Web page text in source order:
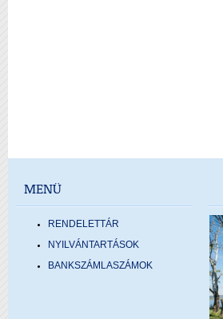
MENÜ
RENDELETTÁR
NYILVÁNTARTÁSOK
BANKSZÁMLASZÁMOK